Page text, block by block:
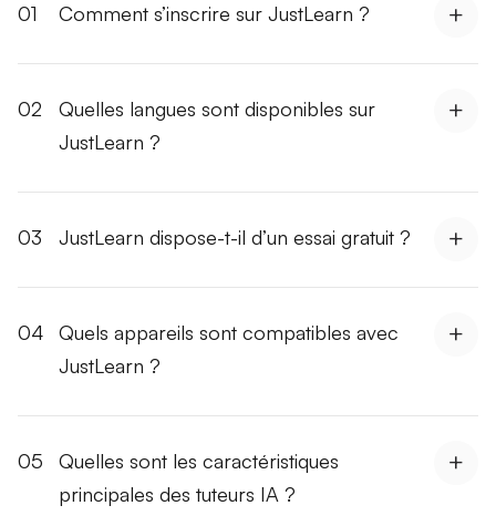
01 Comment s’inscrire sur JustLearn ?
02
Quelles langues sont disponibles sur
JustLearn ?
03 JustLearn dispose-t-il d’un essai gratuit ?
04
Quels appareils sont compatibles avec
JustLearn ?
05
Quelles sont les caractéristiques
principales des tuteurs IA ?